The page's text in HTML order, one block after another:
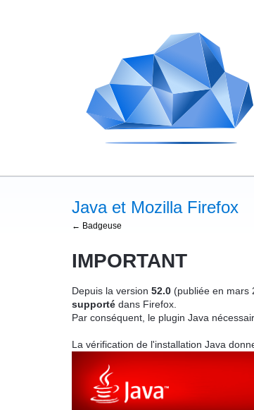
Java et Mozilla Firefox
← Badgeuse
IMPORTANT
Depuis la version 52.0 (publiée en mars
supporté dans Firefox
Par conséquent, le plugin Java
La vérification de l'installation Java